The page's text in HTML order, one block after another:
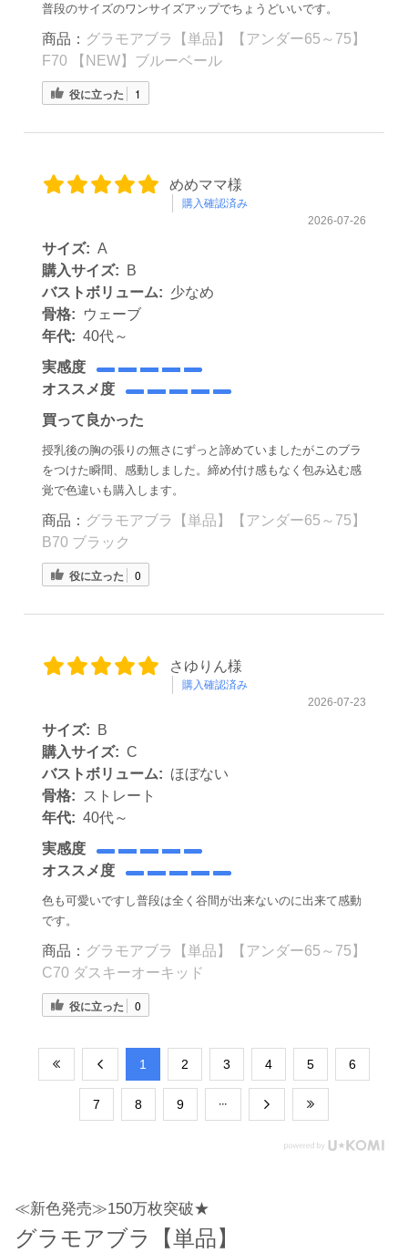
普段のサイズのワンサイズアップでちょうどいいです。
商品： グラモアブラ【単品】【アンダー65～75】
F70 【NEW】ブルーベール
役に立った 1
めめママ様
購入確認済み
2026-07-26
サイズ: A
購入サイズ:
B
バストボリューム: 少なめ
骨格:
ウェーブ
年代: 40代～
実感度
オススメ度
買って良かった
授乳後の胸の張りの無さにずっと諦めていましたがこのブラ
をつけた瞬間、感動しました。締め付け感もなく包み込む感
覚で色違いも購入します。
商品： グラモアブラ【単品】【アンダー65～75】
B70 ブラック
役に立った 0
さゆりん様
購入確認済み
2026-07-23
サイズ:
B
購入サイズ: C
バストボリューム: ほぼない
骨格:
ストレート
年代: 40代～
実感度
オススメ度
色も可愛いですし普段は全く谷間が出来ないのに出来て感動
です。
商品： グラモアブラ【単品】【アンダー65～75】
C70 ダスキーオーキッド
役に立った 0
​1 ​2 ​3 ​4 ​5 ​6
​7 ​8 ​9
≪新色発売≫150万枚突破★
グラモアブラ【単品】